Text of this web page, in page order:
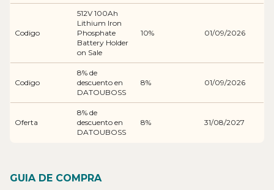
Codigo
512V 100Ah
Lithium Iron
Phosphate
Battery Holder
on Sale
10% 01/09/2026
Codigo
8% de
descuento en
DATOUBOSS
8% 01/09/2026
Oferta
8% de
descuento en
DATOUBOSS
8% 31/08/2027
GUIA DE COMPRA